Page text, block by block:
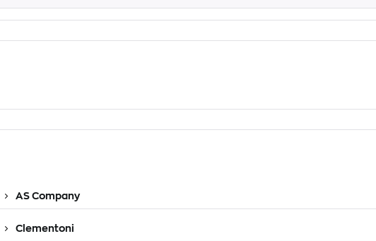
AS Company
Clementoni